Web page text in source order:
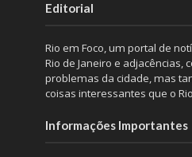
Editorial
Rio em Foco, um portal de
Rio de Janeiro e adjacências,
problemas da cidade, mas
coisas interessantes que o
Informações Importantes